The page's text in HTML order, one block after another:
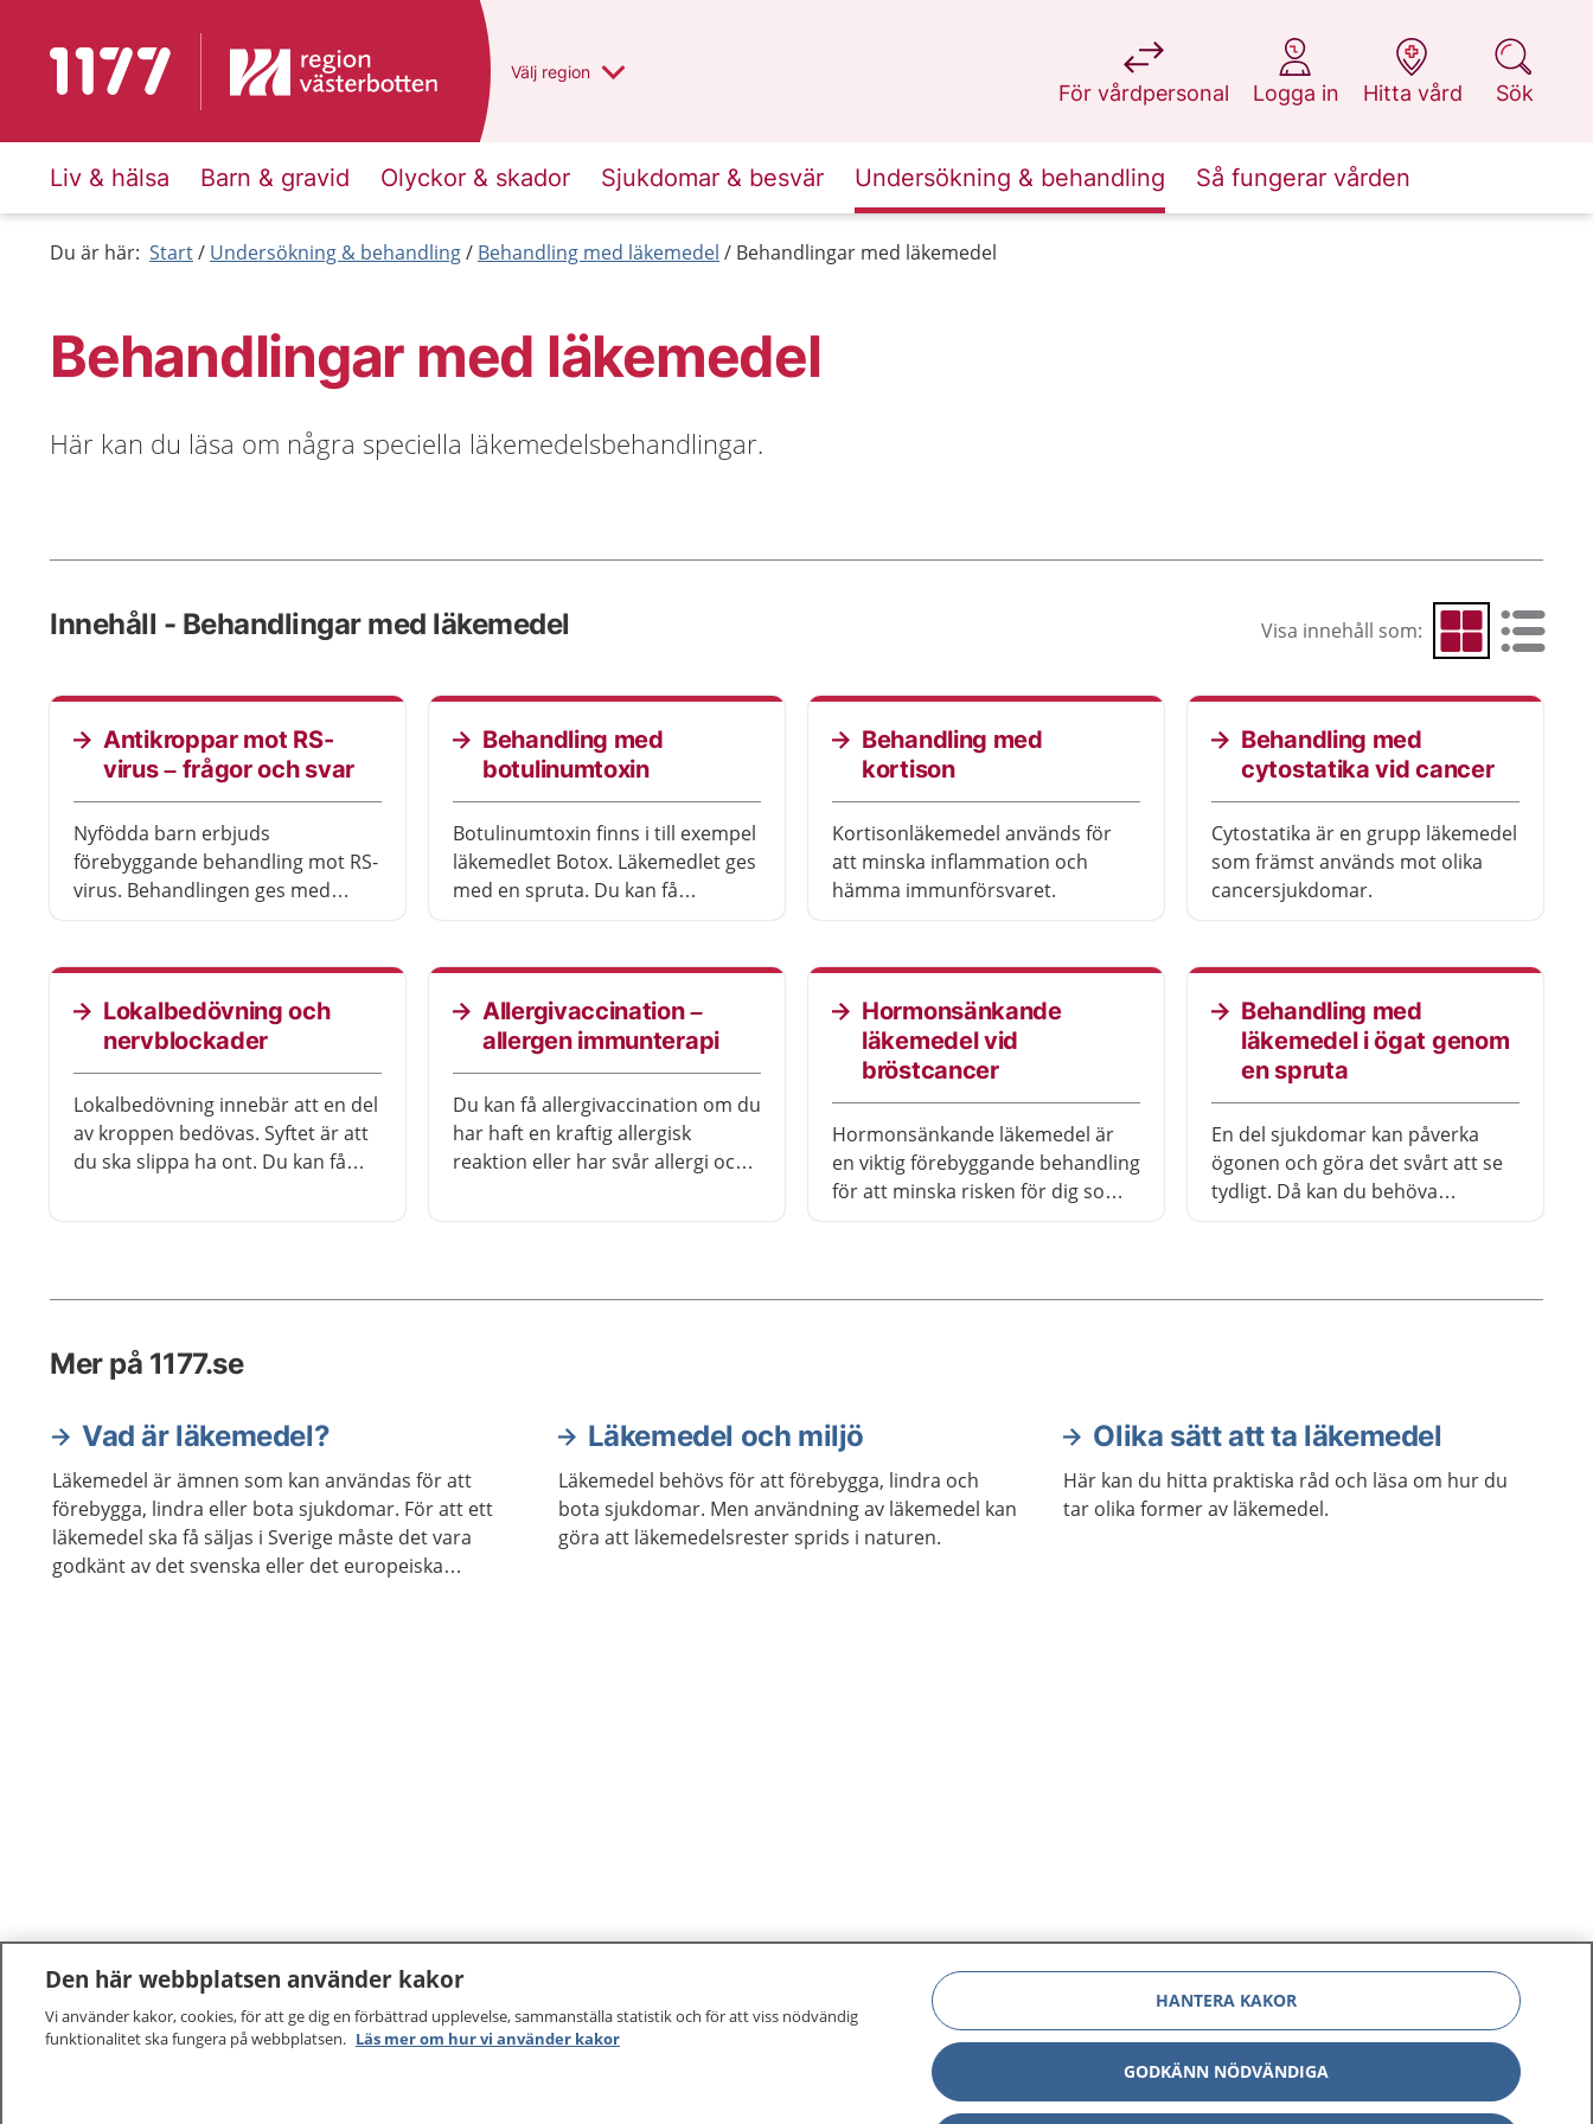
Till startsidan för 1177 Du har valt region
Välj en annan
region
För vårdpersonal
på 1177.se
Logga in
på 1177.se
Hitta vård
på 1177.se
Sök
på 1177.se
Liv & hälsa Barn & gravid Olyckor & skador Sjukdomar & besvär Undersökning & behandling Så fungerar vården
Du är här: Start Undersökning & behandling Behandling med läkemedel Behandlingar med läkemedel
Behandlingar med läkemedel
Här kan du läsa om några speciella läkemedelsbehandlingar.
Innehåll - Behandlingar med läkemedel Visa innehåll som: Visa som rutnät
Visa som
Antikroppar mot RS-
virus – frågor och svar
Nyfödda barn erbjuds
förebyggande behandling mot RS-
virus. Behandlingen ges med
Behandling med
botulinumtoxin
Botulinumtoxin finns i till exempel
läkemedlet Botox. Läkemedlet ges
med en spruta. Du kan få
Behandling med
kortison
Kortisonläkemedel används för
att minska inflammation och
hämma immunförsvaret.
Behandling med
cytostatika vid cancer
Cytostatika är en grupp läkemedel
som främst används mot olika
cancersjukdomar.
Lokalbedövning och
nervblockader
Lokalbedövning innebär att en del
av kroppen bedövas. Syftet är att
du ska slippa ha ont. Du kan få
Allergivaccination –
allergen immunterapi
Du kan få allergivaccination om du
har haft en kraftig allergisk
reaktion eller har svår allergi och
Hormonsänkande
läkemedel vid
bröstcancer
Hormonsänkande läkemedel är
en viktig förebyggande behandling
för att minska risken för dig som
förhindrar cancercellerna att växa
Behandling med
läkemedel i ögat genom
en spruta
En del sjukdomar kan påverka
ögonen och göra det svårt att se
tydligt. Då kan du behöva
Mer på 1177.se
Vad är läkemedel?
Läkemedel är ämnen som kan användas för att
förebygga, lindra eller bota sjukdomar. För att ett
läkemedel ska få säljas i Sverige måste det vara
godkänt av det svenska eller det europeiska
Läkemedel och miljö
Läkemedel behövs för att förebygga, lindra och
bota sjukdomar. Men användning av läkemedel kan
göra att läkemedelsrester sprids i naturen.
Olika sätt att ta läkemedel
Här kan du hitta praktiska råd och läsa om hur du
tar olika former av läkemedel.
Den här webbplatsen använder kakor
Vi använder kakor, cookies, för att ge dig en förbättrad upplevelse, sammanställa statistik och för att viss nödvändig
funktionalitet ska fungera på webbplatsen. Läs mer om hur vi använder kakor
HANTERA KAKOR
GODKÄNN NÖDVÄNDIGA